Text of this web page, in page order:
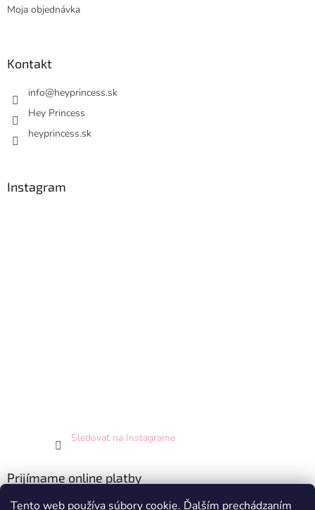
Tento web používa súbory cookie. Ďalším prechádzaním
Moja objednávka
Kontakt
info@heyprincess.sk
Hey Princess
heyprincess.sk
Instagram
Sledovať na Instagrame
Prijímame online platby